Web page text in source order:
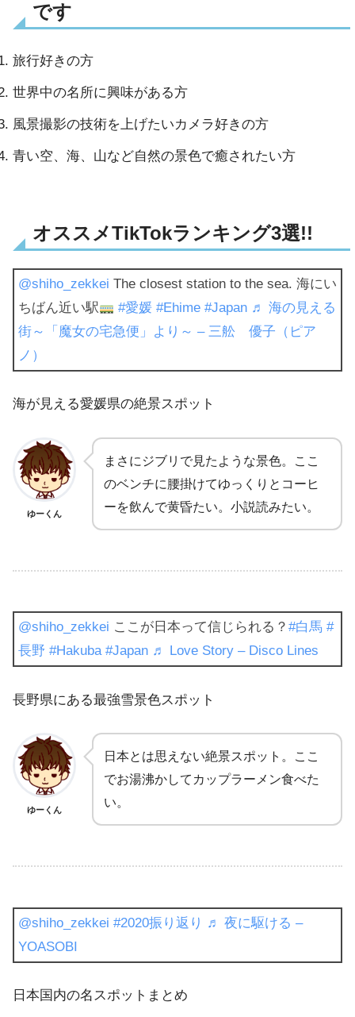
です
旅行好きの方
世界中の名所に興味がある方
風景撮影の技術を上げたいカメラ好きの方
青い空、海、山など自然の景色で癒されたい方
オススメTikTokランキング3選!!
@shiho_zekkei The closest station to the sea. 海にい
ちばん近い駅
#愛媛 #Ehime #Japan ♬ 海の見える
街～「魔女の宅急便」より～ – 三舩 優子（ピア
ノ）
海が見える愛媛県の絶景スポット
ゆーくん
まさにジブリで見たような景色。ここ
のベンチに腰掛けてゆっくりとコーヒ
ーを飲んで黄昏たい。小説読みたい。
@shiho_zekkei ここが日本って信じられる？ #白馬 #
長野 #Hakuba #Japan ♬ Love Story – Disco Lines
長野県にある最強雪景色スポット
ゆーくん
日本とは思えない絶景スポット。ここ
でお湯沸かしてカップラーメン食べた
い。
@shiho_zekkei #2020振り返り ♬ 夜に駆ける –
YOASOBI
日本国内の名スポットまとめ